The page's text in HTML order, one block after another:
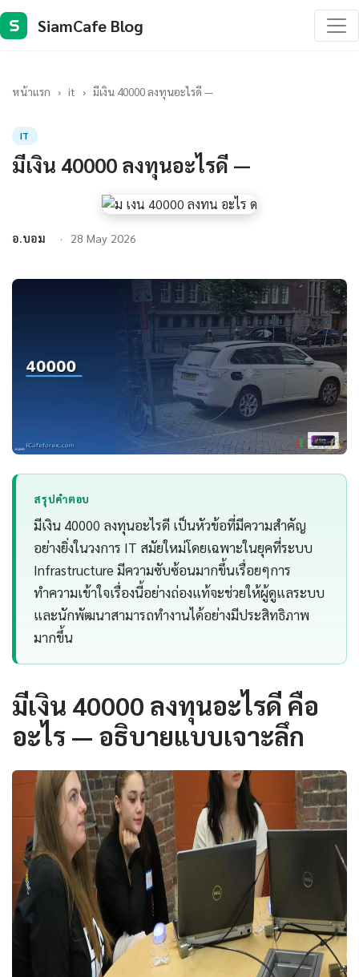
S SiamCafe Blog
หน้าแรก › it › มีเงิน 40000 ลงทุนอะไรดี —
IT
มีเงิน 40000 ลงทุนอะไรดี —
อ.บอม 28 May 2026
สรุปคำตอบ
มีเงิน 40000 ลงทุนอะไรดี เป็นหัวข้อที่มีความสำคัญ
อย่างยิ่งในวงการ IT สมัยใหม่โดยเฉพาะในยุคที่ระบบ
Infrastructure มีความซับซ้อนมากขึ้นเรื่อยๆการ
ทำความเข้าใจเรื่องนี้อย่างถ่องแท้จะช่วยให้ผู้ดูแลระบบ
และนักพัฒนาสามารถทำงานได้อย่างมีประสิทธิภาพ
มากขึ้น
มีเงิน 40000 ลงทุนอะไรดี คือ
อะไร — อธิบายแบบเจาะลึก